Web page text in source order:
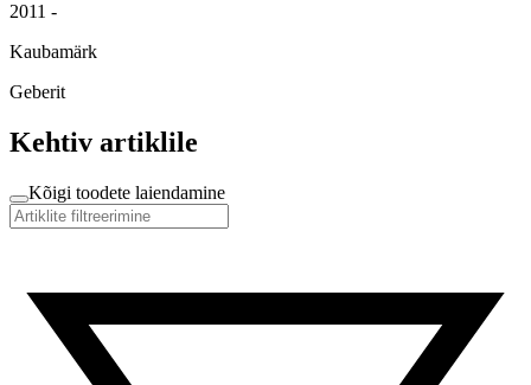
2011 -
Kaubamärk
Geberit
Kehtiv artiklile
Kõigi toodete laiendamine